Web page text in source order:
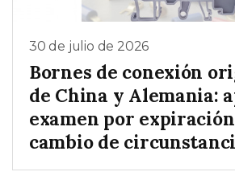
30 de julio de 2026
Bornes de conexión
de China y Alemania:
examen por
cambio de